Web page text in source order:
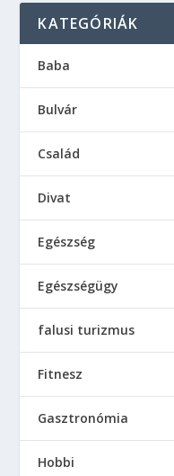
KATEGÓRIÁK
Baba
Bulvár
Család
Divat
Egészség
Egészségügy
falusi turizmus
Fitnesz
Gasztronómia
Hobbi